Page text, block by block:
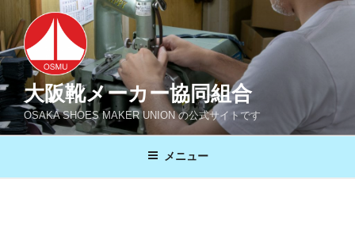
ン
テ
ン
ツ
へ
ス
プ
大阪靴メーカー協同組合
OSAKA SHOES MAKER UNION の公式サイトです
メニュー